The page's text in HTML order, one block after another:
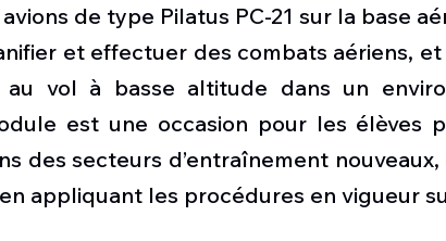
de type Pilatus PC-21 sur la base
et effectuer des combats aériens, et
vol à basse altitude dans un
est une occasion pour les élèves
des secteurs d’entraînement nouveaux,
appliquant les procédures en vigueur